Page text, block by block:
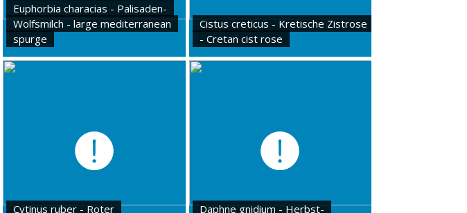
Euphorbia characias - Palisaden-
Wolfsmilch - large mediterranean
spurge
Cistus creticus - Kretische Zistrose
- Cretan cist rose
Cytinus ruber - Roter
Daphne gnidium - Herbst-